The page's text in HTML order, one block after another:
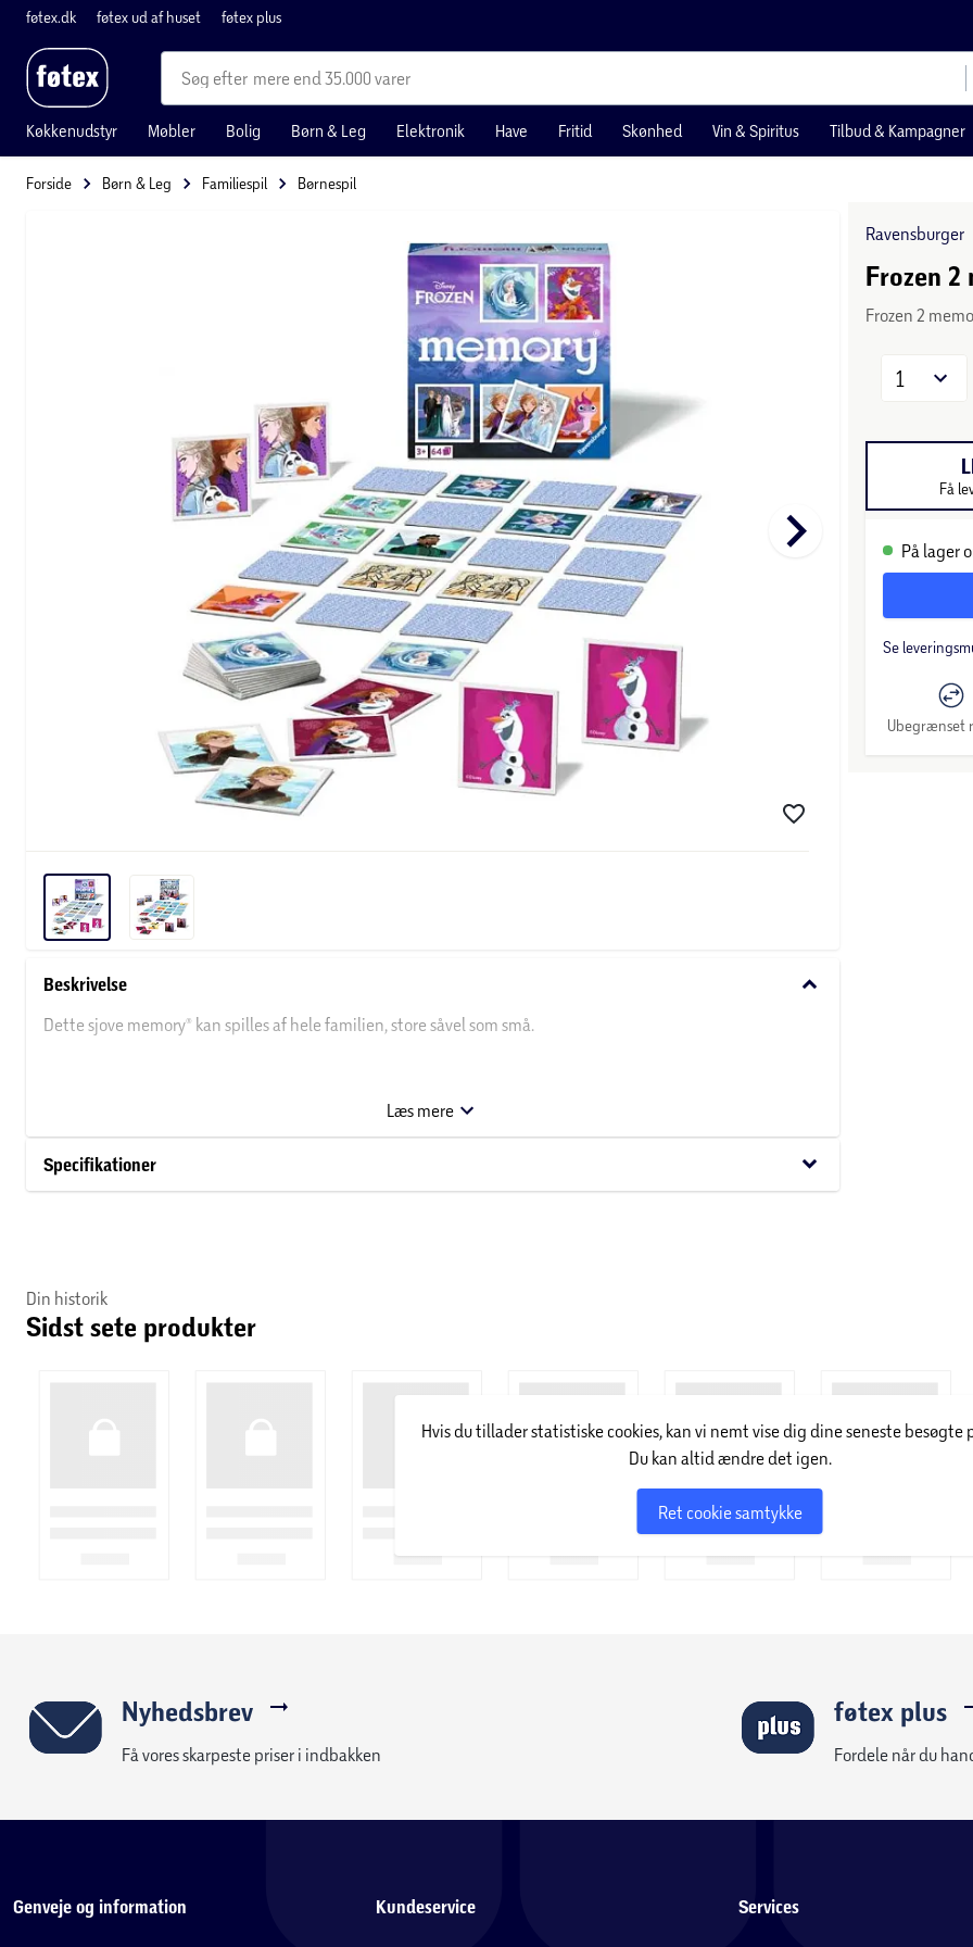
føtex.dk føtex ud af huset føtex plus
mere end 35.000 varer
Køkkenudstyr Møbler Bolig Børn & Leg Elektronik Have Fritid Skønhed Vin & Spiritus Tilbud & Kampagner
Forside Børn & Leg Familiespil Børnespil
keyboard_arrow_right
Beskrivelse keyboard_arrow_down
Dette sjove memory® kan spilles af hele familien, store såvel som små.
billedhukommelse ofte er bedre end de voksnes! 72 kort.
Fra 4 år.
Læs mere
Specifikationer keyboard_arrow_down
Ravensburger
Frozen 2
Frozen 2
1
Få
På lager
Se
Ubegrænset
Din historik
Sidst sete produkter
Hvis du tillader statistiske cookies, kan vi nemt vise dig dine seneste besøgte
Du kan altid ændre det igen.
Ret cookie samtykke
Nyhedsbrev
Få vores skarpeste priser i indbakken
føtex plus
Fordele når du
Genveje og information Kundeservice Services